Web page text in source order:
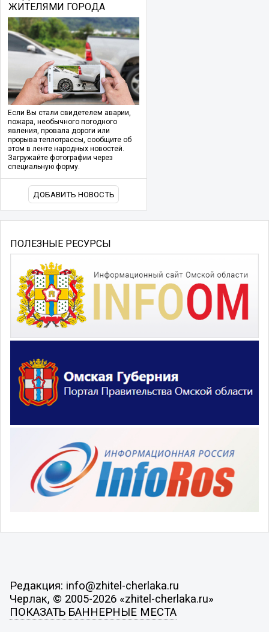
ЖИТЕЛЯМИ ГОРОДА
Если Вы стали свидетелем аварии,
пожара, необычного погодного
явления, провала дороги или
прорыва теплотрассы, сообщите об
этом в ленте народных новостей.
Загружайте фотографии через
специальную форму.
ДОБАВИТЬ НОВОСТЬ
ПОЛЕЗНЫЕ РЕСУРСЫ
Редакция: info@zhitel-cherlaka.ru
Черлак, © 2005-2026 «zhitel-cherlaka.ru»
ПОКАЗАТЬ БАННЕРНЫЕ МЕСТА